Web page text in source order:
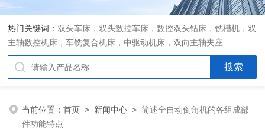
热门关键词：双头车床，双头数控车床，数控双头钻床，铣槽机，双
主轴数控机床，车铣复合机床，中驱动机床，双向主轴夹座
当前位置：首页 > 新闻中心 >简述全自动倒角机的各组成部
件功能特点